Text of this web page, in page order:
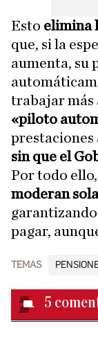
Esto elimina
que, si la
aumenta, su
trabajar más
«piloto
prestaciones
sin que el
Por todo
moderan
pagar,
TEMAS
5